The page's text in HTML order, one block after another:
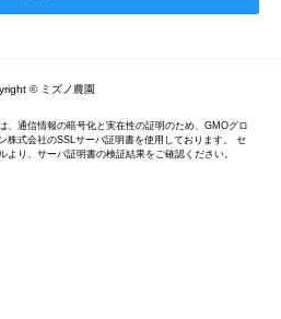
© ミズノ農園
、通信情報の暗号化と実在性の証明のため、GMOグロ
株式会社のSSLサーバ証明書を使用しております。 セ
より、サーバ証明書の検証結果をご確認ください。